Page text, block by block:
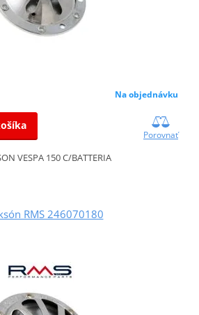
Na objednávku
Porovnať
VESPA 150 C/BATTERIA
RMS 246070180